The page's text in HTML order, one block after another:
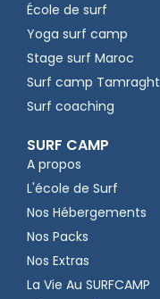
École de surf
Yoga surf camp
Stage surf Maroc
Surf camp Tamraght
Surf coaching
SURF CAMP
A propos
L'école de Surf
Nos Hébergements
Nos Packs
Nos Extras
La Vie Au SURFCAMP